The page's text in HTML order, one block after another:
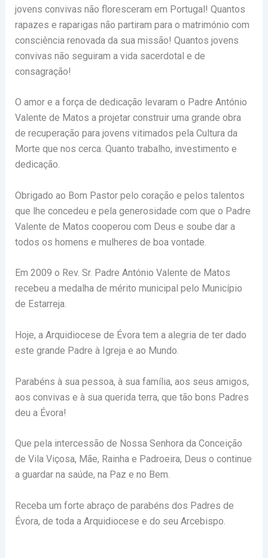
jovens convivas não floresceram em Portugal! Quantos
rapazes e raparigas não partiram para o matrimónio com
consciência renovada da sua missão! Quantos jovens
convivas não seguiram a vida sacerdotal e de
consagração!
O amor e a força de dedicação levaram o Padre António
Valente de Matos a projetar construir uma grande obra
de recuperação para jovens vitimados pela Cultura da
Morte que nos cerca. Quanto trabalho, investimento e
dedicação.
Obrigado ao Bom Pastor pelo coração e pelos talentos
que lhe concedeu e pela generosidade com que o Padre
Valente de Matos cooperou com Deus e soube dar a
todos os homens e mulheres de boa vontade.
Em 2009 o Rev. Sr. Padre António Valente de Matos
recebeu a medalha de mérito municipal pelo Município
de Estarreja.
Hoje, a Arquidiocese de Évora tem a alegria de ter dado
este grande Padre à Igreja e ao Mundo.
Parabéns à sua pessoa, à sua família, aos seus amigos,
aos convivas e à sua querida terra, que tão bons Padres
deu a Évora!
Que pela intercessão de Nossa Senhora da Conceição
de Vila Viçosa, Mãe, Rainha e Padroeira, Deus o continue
a guardar na saúde, na Paz e no Bem.
Receba um forte abraço de parabéns dos Padres de
Évora, de toda a Arquidiocese e do seu Arcebispo.